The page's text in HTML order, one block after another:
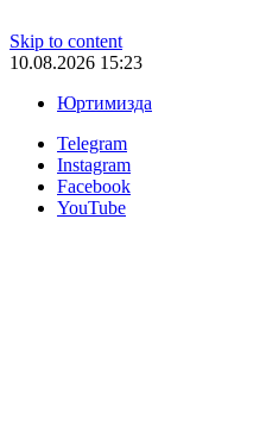
Skip to content
10.08.2026 15:23
Юртимизда
Telegram
Instagram
Facebook
YouTube